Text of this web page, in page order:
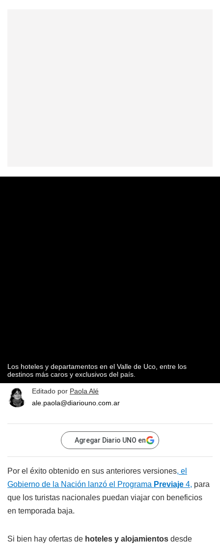
Los hoteles y departamentos en el Valle de Uco, entre los
destinos más caros y exclusivos del país.
Editado por Paola Alé
ale.paola@diariouno.com.ar
Agregar Diario UNO en
Por el éxito obtenido en sus anteriores versiones, el
Gobierno de la Nación lanzó el Programa Previaje 4, para
que los turistas nacionales puedan viajar con beneficios
en temporada baja.
Si bien hay ofertas de hoteles y alojamientos desde